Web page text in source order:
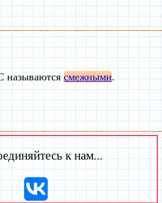
называютсясмежными.
к нам...